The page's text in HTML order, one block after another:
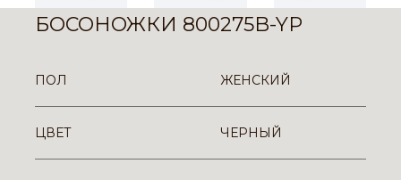
БОСОНОЖКИ 800275B-YP
ПОЛ ЖЕНСКИЙ
ЦВЕТ ЧЕРНЫЙ